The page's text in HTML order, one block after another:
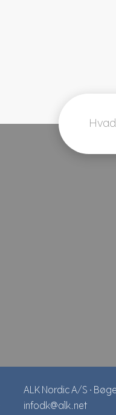
ALK Nordic A/S ∙
infodk@alk.net